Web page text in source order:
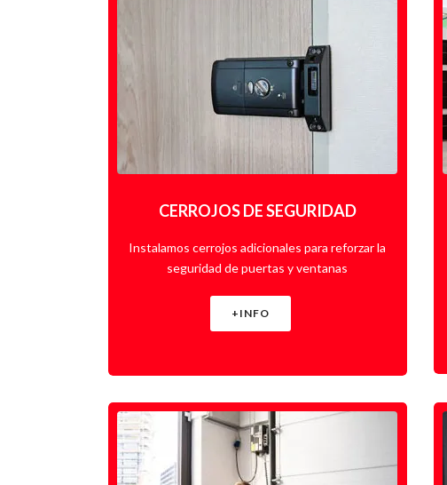
CERROJOS DE SEGURIDAD
Instalamos cerrojos adicionales para reforzar la
seguridad de puertas y ventanas
+INFO